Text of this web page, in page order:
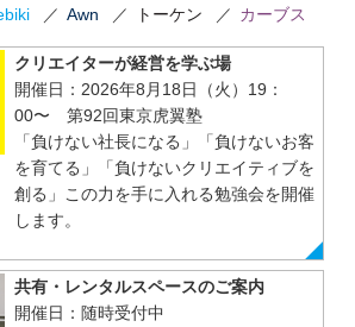
／ Awn ／ トーケン ／ カーブス
クリエイターが経営を学ぶ場
開催日：2026年8月18日（火）19：
00〜 第92回東京虎翼塾
「負けない社長になる」「負けないお客
を育てる」「負けないクリエイティブを
創る」この力を手に入れる勉強会を開催
します。
共有・レンタルスペースのご案内
開催日：随時受付中